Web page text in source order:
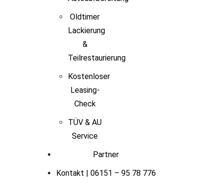
Oldtimer
Lackierung
&
Teilrestaurierung
Kostenloser
Leasing-
Check
TÜV & AU
Service
Partner
Kontakt | 06151 – 95 78 776